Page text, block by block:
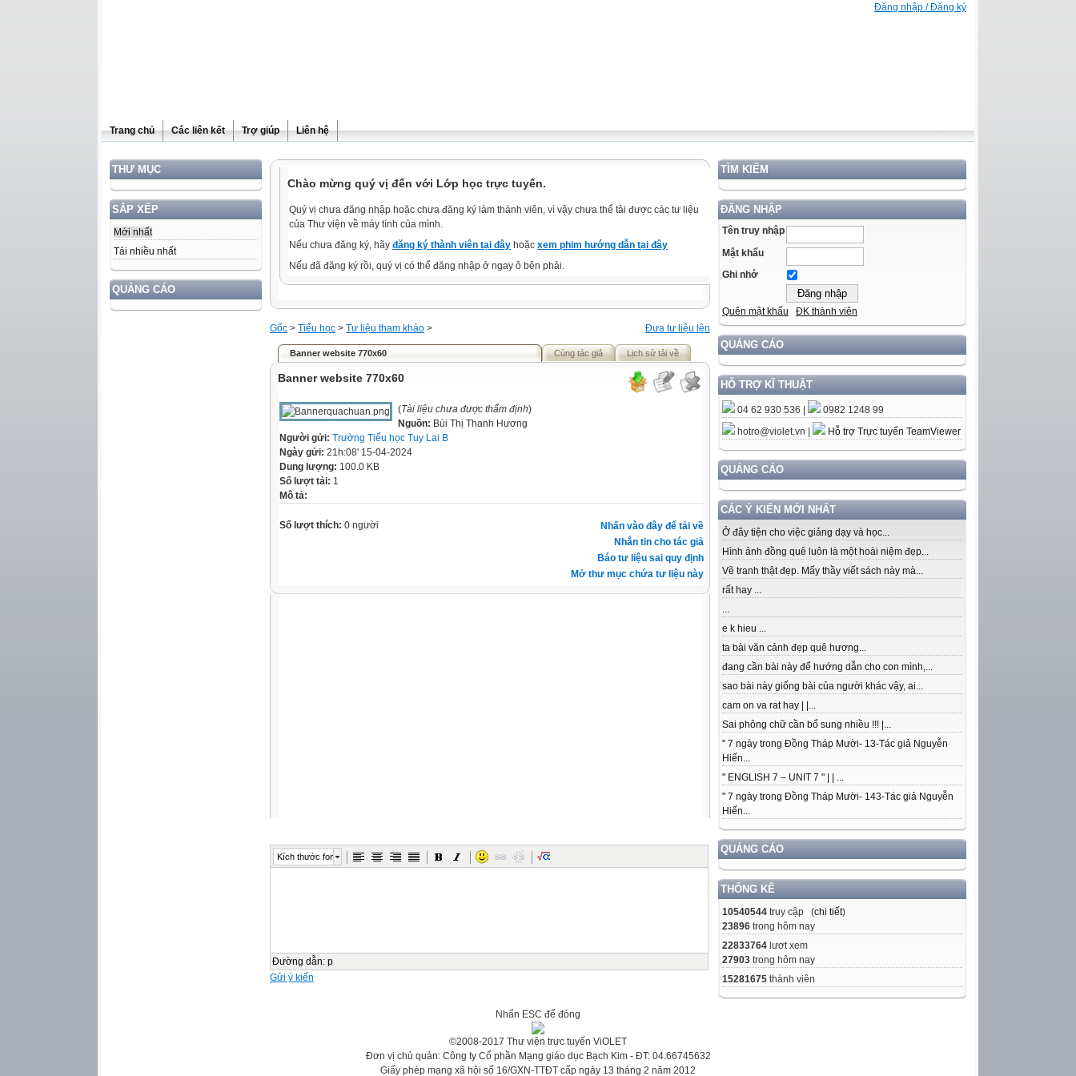
Đăng nhập / Đăng ký
Trang chủ Các liên kết Trợ giúp Liên hệ
THƯ MỤC
SẮP XẾP
Mới nhất
Tải nhiều nhất
QUẢNG CÁO
TÌM KIẾM
ĐĂNG NHẬP
Tên truy nhập
Mật khẩu
Ghi nhớ
Quên mật khẩu ĐK thành viên
QUẢNG CÁO
HỖ TRỢ KĨ THUẬT
04 62 930 536 |
0982 1248 99
hotro@violet.vn
Hỗ trợ Trực tuyến TeamViewer
QUẢNG CÁO
CÁC Ý KIẾN MỚI NHẤT
Ở đây tiện cho việc giảng dạy và học...
Hình ảnh đồng quê luôn là một hoài niệm đẹp...
Vẽ tranh thật đẹp. Mấy thầy viết sách này mà...
rất hay ...
...
e k hieu ...
ta bài văn cảnh đẹp quê hương...
đang cần bài này để hướng dẫn cho con mình,...
sao bài này giống bài của người khác vậy, ai...
cam on va rat hay | |...
Sai phông chữ cần bổ sung nhiều !!! |...
" 7 ngày trong Đồng Tháp Mười- 13-Tác giả Nguyễn
Hiến...
" ENGLISH 7 – UNIT 7 " | | ...
" 7 ngày trong Đồng Tháp Mười- 143-Tác giả Nguyễn
Hiến...
QUẢNG CÁO
THỐNG KÊ
10540544 truy cập (chi tiết)
23896 trong hôm nay
22833764 lượt xem
27903 trong hôm nay
15281675 thành viên
Chào mừng quý vị đến với Lớp học trực tuyến.
Quý vị chưa đăng nhập hoặc chưa đăng ký làm thành viên, vì vậy chưa thể tải được các tư liệu
của Thư viện về máy tính của mình.
Nếu chưa đăng ký, hãy đăng ký thành viên tại đây hoặc xem phim hướng dẫn tại đây
Nếu đã đăng ký rồi, quý vị có thể đăng nhập ở ngay ô bên phải.
Đưa tư liệu lên
Gốc > Tiểu học > Tư liệu tham khảo >
Banner website 770x60 Cùng tác giả Lịch sử tải về
Banner website 770x60
(Tài liệu chưa được thẩm định)
Nguồn: Bùi Thị Thanh Hương
Người gửi: Trường Tiểu học Tuy Lai B
Ngày gửi: 21h:08' 15-04-2024
Dung lượng: 100.0 KB
Số lượt tải: 1
Mô tả:
Nhấn vào đây để tải về
Nhắn tin cho tác giả
Báo tư liệu sai quy định
Mở thư mục chứa tư liệu này
Số lượt thích: 0 người
Kích thước font
Đường dẫn: p
Gửi ý kiến
Nhấn ESC để đóng
©2008-2017 Thư viện trực tuyến ViOLET
Đơn vị chủ quản: Công ty Cổ phần Mạng giáo dục Bạch Kim - ĐT: 04.66745632
Giấy phép mạng xã hội số 16/GXN-TTĐT cấp ngày 13 tháng 2 năm 2012